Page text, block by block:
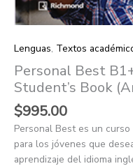
Lenguas, Textos
Personal Best
Student’s Book
$995.00
Personal Best es un
para los jóvenes que
aprendizaje del idioma